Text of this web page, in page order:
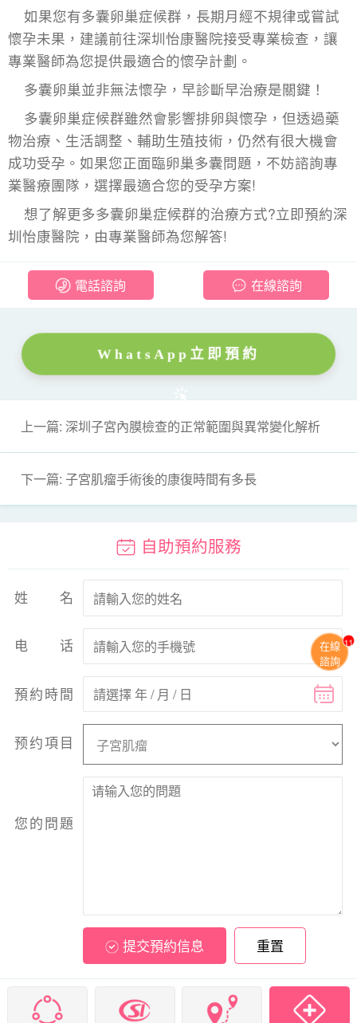
如果您有多囊卵巢症候群 ，長期月經不規律或嘗試
懷孕未果，建議前往深圳怡康醫院接受專業檢查，讓
專業醫師為您提供最適合的懷孕計劃。
多囊卵巢並非無法懷孕，早診斷早治療是關鍵！
多囊卵巢症候群雖然會影響排卵與懷孕，但透過藥
物治療、生活調整、輔助生殖技術，仍然有很大機會
成功受孕。如果您正面臨卵巢多囊問題，不妨諮詢專
業醫療團隊，選擇最適合您的受孕方案!
想了解更多多囊卵巢症候群的治療方式?立即預約深
圳怡康醫院，由專業醫師為您解答!
電話諮詢 在線諮詢
WhatsApp立即預約
上一篇: 深圳子宮內膜檢查的正常範圍與異常變化解析
下一篇: 子宮肌瘤手術後的康復時間有多長
自助預約服務
姓名
电话
預約時間
预约項目
您的問題
提交預約信息 重置
在線
諮詢
11